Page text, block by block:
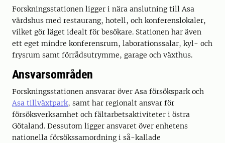
Forskningsstationen ligger i nära anslutning till Asa
värdshus med restaurang, hotell, och konferenslokaler,
vilket gör läget idealt för besökare. Stationen har även
ett eget mindre konferensrum, laborationssalar, kyl- och
frysrum samt förrådsutrymme, garage och växthus.
Ansvarsområden
Forskningsstationen ansvarar över Asa försökspark och
Asa tillväxtpark, samt har regionalt ansvar för
försöksverksamhet och fältarbetsaktiviteter i östra
Götaland. Dessutom ligger ansvaret över enhetens
nationella försökssamordning i så-kallade